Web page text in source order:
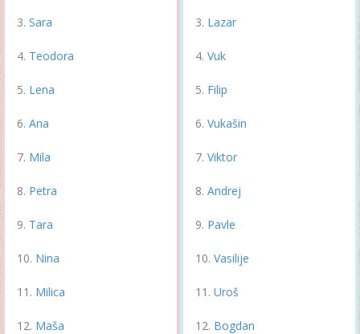
Sara
Teodora
Lena
Ana
Mila
Petra
Tara
Nina
Milica
Maša
Lazar
Vuk
Filip
Vukašin
Viktor
Andrej
Pavle
Vasilije
Uroš
Bogdan